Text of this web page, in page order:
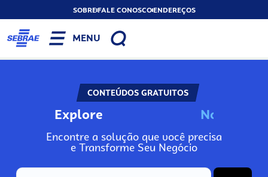
SOBREFALE CONOSCOENDEREÇOS
MENU
CONTEÚDOS GRATUITOS
Explore N
Encontre a solução que você precisa
e Transforme Seu Negócio